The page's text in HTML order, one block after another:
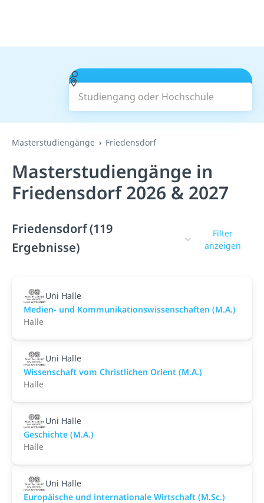
Studiengang oder Hochschule
Suchen
Masterstudiengänge Friedensdorf
Masterstudiengänge in
Friedensdorf 2026 & 2027
Friedensdorf (119
Ergebnisse)
Filter
anzeigen
Uni Halle
Medien- und Kommunikationswissenschaften (M.A.)
Halle
Uni Halle
Wissenschaft vom Christlichen Orient (M.A.)
Halle
Uni Halle
Geschichte (M.A.)
Halle
Uni Halle
Europäische und internationale Wirtschaft (M.Sc.)